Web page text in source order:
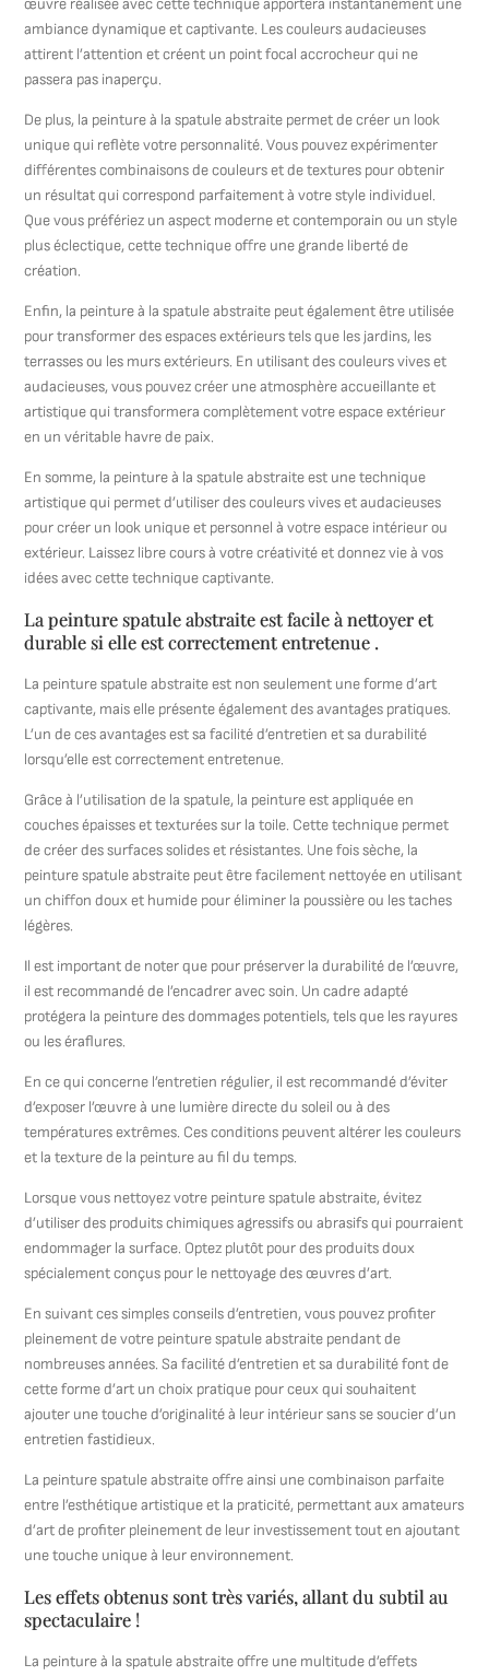
œuvre réalisée avec cette technique apportera instantanément une
ambiance dynamique et captivante. Les couleurs audacieuses
attirent l’attention et créent un point focal accrocheur qui ne
passera pas inaperçu.
De plus, la peinture à la spatule abstraite permet de créer un look
unique qui reflète votre personnalité. Vous pouvez expérimenter
différentes combinaisons de couleurs et de textures pour obtenir
un résultat qui correspond parfaitement à votre style individuel.
Que vous préfériez un aspect moderne et contemporain ou un style
plus éclectique, cette technique offre une grande liberté de
création.
Enfin, la peinture à la spatule abstraite peut également être utilisée
pour transformer des espaces extérieurs tels que les jardins, les
terrasses ou les murs extérieurs. En utilisant des couleurs vives et
audacieuses, vous pouvez créer une atmosphère accueillante et
artistique qui transformera complètement votre espace extérieur
en un véritable havre de paix.
En somme, la peinture à la spatule abstraite est une technique
artistique qui permet d’utiliser des couleurs vives et audacieuses
pour créer un look unique et personnel à votre espace intérieur ou
extérieur. Laissez libre cours à votre créativité et donnez vie à vos
idées avec cette technique captivante.
La peinture spatule abstraite est facile à nettoyer et
durable si elle est correctement entretenue .
La peinture spatule abstraite est non seulement une forme d’art
captivante, mais elle présente également des avantages pratiques.
L’un de ces avantages est sa facilité d’entretien et sa durabilité
lorsqu’elle est correctement entretenue.
Grâce à l’utilisation de la spatule, la peinture est appliquée en
couches épaisses et texturées sur la toile. Cette technique permet
de créer des surfaces solides et résistantes. Une fois sèche, la
peinture spatule abstraite peut être facilement nettoyée en utilisant
un chiffon doux et humide pour éliminer la poussière ou les taches
légères.
Il est important de noter que pour préserver la durabilité de l’œuvre,
il est recommandé de l’encadrer avec soin. Un cadre adapté
protégera la peinture des dommages potentiels, tels que les rayures
ou les éraflures.
En ce qui concerne l’entretien régulier, il est recommandé d’éviter
d’exposer l’œuvre à une lumière directe du soleil ou à des
températures extrêmes. Ces conditions peuvent altérer les couleurs
et la texture de la peinture au fil du temps.
Lorsque vous nettoyez votre peinture spatule abstraite, évitez
d’utiliser des produits chimiques agressifs ou abrasifs qui pourraient
endommager la surface. Optez plutôt pour des produits doux
spécialement conçus pour le nettoyage des œuvres d’art.
En suivant ces simples conseils d’entretien, vous pouvez profiter
pleinement de votre peinture spatule abstraite pendant de
nombreuses années. Sa facilité d’entretien et sa durabilité font de
cette forme d’art un choix pratique pour ceux qui souhaitent
ajouter une touche d’originalité à leur intérieur sans se soucier d’un
entretien fastidieux.
La peinture spatule abstraite offre ainsi une combinaison parfaite
entre l’esthétique artistique et la praticité, permettant aux amateurs
d’art de profiter pleinement de leur investissement tout en ajoutant
une touche unique à leur environnement.
Les effets obtenus sont très variés, allant du subtil au
spectaculaire !
La peinture à la spatule abstraite offre une multitude d’effets